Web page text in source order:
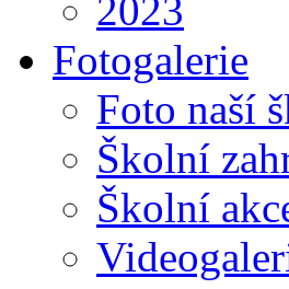
2023
Fotogalerie
Foto naší
Školní
Školní